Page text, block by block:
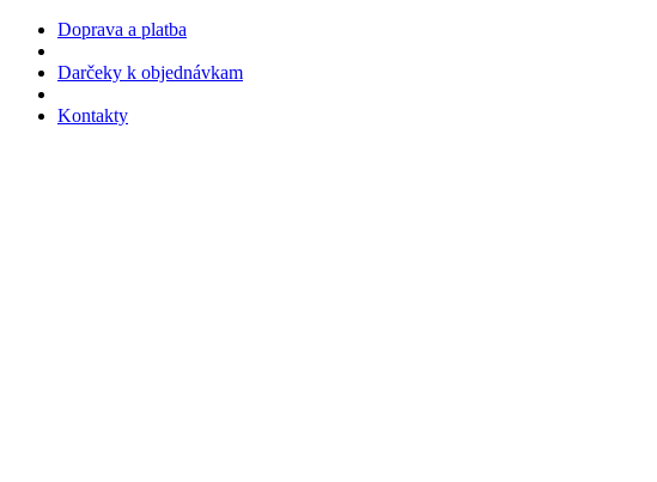
Doprava a platba
Darčeky k objednávkam
Kontakty